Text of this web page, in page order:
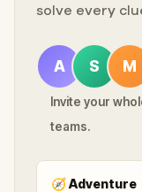
solve every
A S M
Invite your
teams.
🧭Adventure